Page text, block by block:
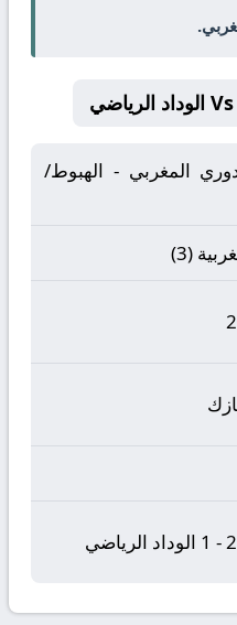
المغربي - الهبوط/
(3)